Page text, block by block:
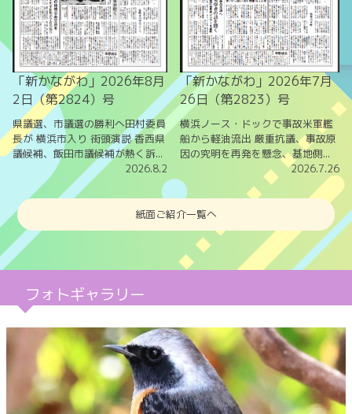
「新かながわ」2026年8月
2日（第2824）号
県議選、市議選の勝利へ田村委員
長が 横浜市入り 街頭演説 香西県
議候補、飯田市議候補が熱く訴...
2026.8.2
「新かながわ」2026年7月
26日（第2823）号
横浜ノース・ドックで事故米軍艦
船から軽油流出 厳重抗議、事故原
因の究明を再発を懸念、基地側...
2026.7.26
紙面ご紹介一覧へ
フォトギャラリー